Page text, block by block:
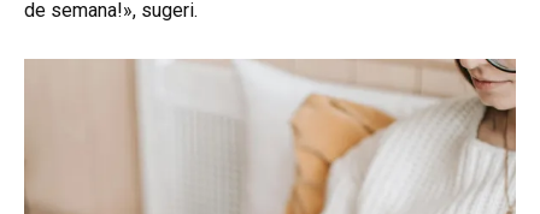
de semana!», sugeri.